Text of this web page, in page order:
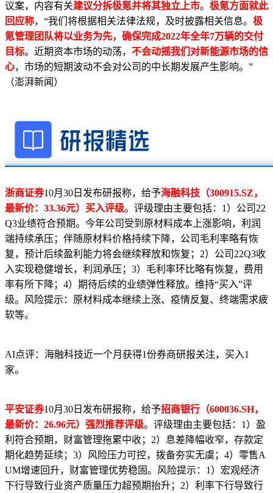
议案，内容有关建议分拆极氪并将其独立上市。 极氪方面就此
回应称，“我们将根据相关法律法规，及时披露相关信息。 极
氪管理团队将以业务为先，确保完成2022年全年7万辆的交付
目标。近期资本市场的动荡， 不会动摇我们对新能源市场的信
心，市场的短期波动不会对公司的中长期发展产生影响。”
（澎湃新闻）
浙商证券10月30日发布研报称，给予海融科技（300915.SZ，
最新价：33.36元）买入评级。评级理由主要包括：1）公司22
Q3业绩符合预期。今年公司受到原材料成本上涨影响，利润
端持续承压；伴随原材料价格持续下降，公司毛利率略有恢
复，预计后续盈利能力将会继续释放和恢复；2）公司22Q3收
入实现稳健增长，利润承压；3）毛利率环比略有恢复，费用
率有所下降；4）期待后续的业绩弹性释放。维持“买入”评
级。风险提示：原材料成本继续上涨、疫情反复、终端需求疲
软等。
AI点评：海融科技近一个月获得1份券商研报关注，买入1
家。
平安证券10月30日发布研报称，给予招商银行（600036.SH，
最新价：26.96元）强烈推荐评级。评级理由主要包括：1）盈
利符合预期，财富管理拖累中收；2）息差降幅收窄，存款定
期化趋势延续；3）风险压力可控，拨备夯实无虞；4）零售A
UM增速回升，财富管理优势稳固。风险提示：1）宏观经济
下行导致行业资产质量压力超预期抬升；2）利率下行导致行